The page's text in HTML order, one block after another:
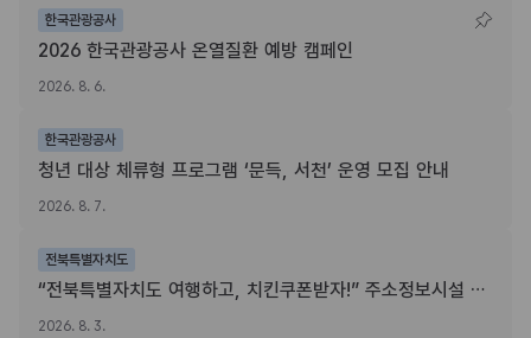
한국관광공사
2026 한국관광공사 온열질환 예방 캠페인
2026. 8. 6.
한국관광공사
청년 대상 체류형 프로그램 ‘문득, 서천’ 운영 모집 안내
2026. 8. 7.
전북특별자치도
“전북특별자치도 여행하고, 치킨쿠폰받자!” 주소정보시설 SNS 인증이벤트
2026. 8. 3.